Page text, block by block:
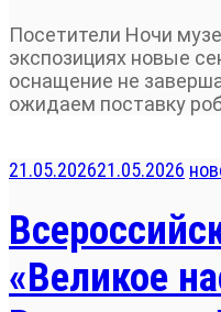
Посетители Ночи
экспозициях новые
оснащение не
ожидаем поставку
21.05.202621.05.2026
«Великое